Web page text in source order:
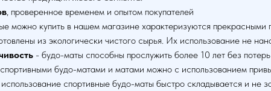
, проверенное временем и опытом покупателей
можно купить в нашем магазине характеризуются
из экологически чистого сырья. Их использование не
- будо-маты способны прослужить более 10 лет без
будо-матами и матами можно с использованием
спортивные будо-маты быстро складывается и не